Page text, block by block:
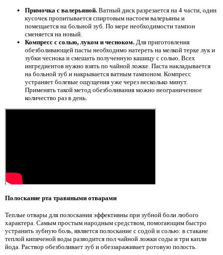
Примочка с валерьяной. Ватный диск разрезается на 4 части, один
кусочек пропитывается спиртовым настоем валерьяны и
помещается на больной зуб. По мере необходимости тампон
сменяется на новый.
Компресс с солью, луком и чесноком. Для приготовления
обезболивающей пасты необходимо натереть на мелкой терке лук и
зубки чеснока и смешать полученную кашицу с солью. Всех
ингредиентов нужно взять по чайной ложке. Паста накладывается
на больной зуб и накрывается ватным тампоном. Компресс
устраняет болевые ощущения уже через несколько минут.
Применять такой метод обезболивания можно неограниченное
количество раз в день.
Полоскание рта травяными отварами
Теплые отвары для полоскания эффективны при зубной боли любого
характера. Самым простым народным средством, помогающим быстро
устранить зубную боль, является полоскание с содой и солью: в стакане
теплой кипяченой воды разводится пол чайной ложки соды и три капли
йода. Раствор обезболивает зуб и обеззараживает ротовую полость.